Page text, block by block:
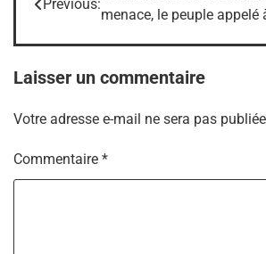
Previous:
menace, le peuple appelé
Laisser un commentaire
Votre adresse e-mail ne sera pas
Commentaire *